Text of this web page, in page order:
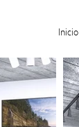
Inicio